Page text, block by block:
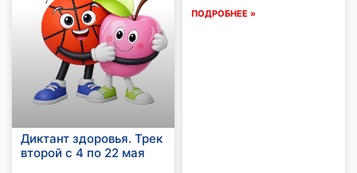
Диктант здоровья. Трек
второй c 4 по 22 мая
ПОДРОБНЕЕ »